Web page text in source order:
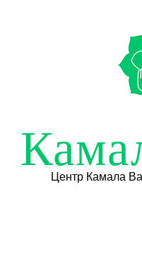
Центр Камала